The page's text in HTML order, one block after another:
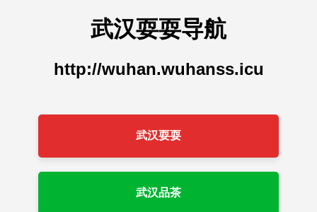
武汉耍耍导航
http://wuhan.wuhanss.icu
武汉耍耍
武汉品茶